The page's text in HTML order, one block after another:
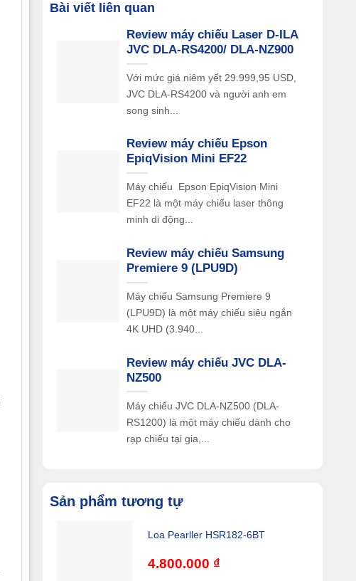
Bài viết liên quan
Review máy chiếu Laser D-ILA
JVC DLA-RS4200/ DLA-NZ900
Với mức giá niêm yết 29.999,95 USD,
JVC DLA-RS4200 và người anh em
song sinh...
Review máy chiếu Epson
EpiqVision Mini EF22
Máy chiếu Epson EpiqVision Mini
EF22 là một máy chiếu laser thông
minh di động...
Review máy chiếu Samsung
Premiere 9 (LPU9D)
Máy chiếu Samsung Premiere 9
(LPU9D) là một máy chiếu siêu ngắn
4K UHD (3.940...
Review máy chiếu JVC DLA-
NZ500
Máy chiếu JVC DLA-NZ500 (DLA-
RS1200) là một máy chiếu dành cho
rạp chiếu tại gia,...
Sản phẩm tương tự
Loa Pearller HSR182-6BT
4.800.000 ₫